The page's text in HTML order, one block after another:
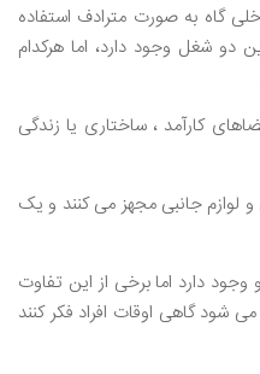
گاه به صورت مترادف استفاده
شغل وجود دارد، اما هرکدام
کارآمد ، ساختاری یا زندگی
و لوازم جانبی مجهز می کنند و یک
دارد اما برخی از این تفاوت
گاهی اوقات افراد فکر کنند